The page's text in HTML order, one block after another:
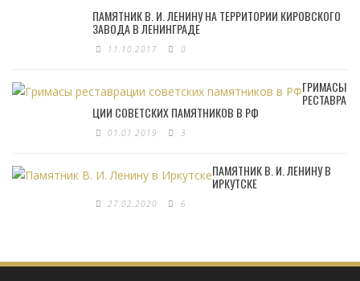
ПАМЯТНИК В. И. ЛЕНИНУ НА ТЕРРИТОРИИ КИРОВСКОГО
ЗАВОДА В ЛЕНИНГРАДЕ
11.10.2017 0
ГРИМАСЫ
РЕСТАВРА
ЦИИ СОВЕТСКИХ ПАМЯТНИКОВ В РФ
01.01.2019 3
ПАМЯТНИК В. И. ЛЕНИНУ В
ИРКУТСКЕ
27.02.2020 6